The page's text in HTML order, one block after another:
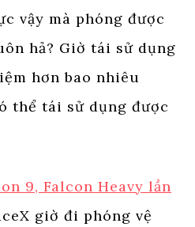
vậy mà phóng được
hả? Giờ tái sử dụng
hơn bao nhiêu
thể tái sử dụng được
9, Falcon Heavy lần
giờ đi phóng vệ